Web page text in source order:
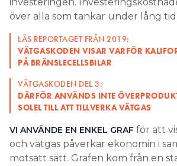
över alla som tankar under lång
LÄS REPORTAGET FRÅN 2019:
VÄTGASKODEN VISAR VARFÖR
PÅ BRÄNSLECELLSBILAR
VÄTGASKODEN DEL 3:
DÄRFÖR ANVÄNDS INTE
SOLEL TILL ATT TILLVERKA VÄTGAS
VI ANVÄNDE EN ENKEL GRAF för att
och vätgas påverkar ekonomin i
motsatt sätt. Grafen kom från en